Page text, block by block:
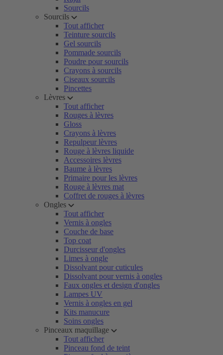
Sourcils
Sourcils
Tout afficher
Teinture sourcils
Gel sourcils
Pommade sourcils
Poudre pour sourcils
Crayons à sourcils
Ciseaux sourcils
Pincettes
Lèvres
Tout afficher
Rouges à lèvres
Gloss
Crayons à lèvres
Repulpeur lèvres
Rouge à lèvres liquide
Accessoires lèvres
Baume à lèvres
Primaire pour les lèvres
Rouge à lèvres mat
Coffret de rouges à lèvres
Ongles
Tout afficher
Vernis à ongles
Couche de base
Top coat
Durcisseur d'ongles
Limes à ongle
Dissolvant pour cuticules
Dissolvant pour vernis à ongles
Faux ongles et design d'ongles
Lampes UV
Vernis à ongles en gel
Kits manucure
Soins ongles
Pinceaux maquillage
Tout afficher
Pinceau fond de teint